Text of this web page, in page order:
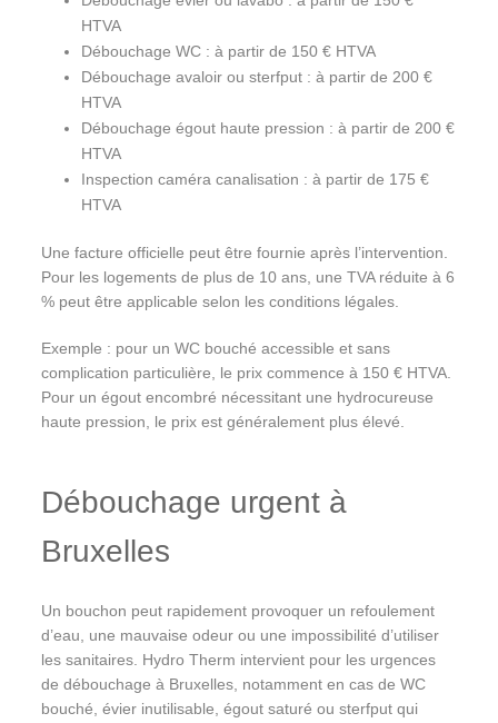
HTVA
Débouchage WC : à partir de 150 € HTVA
Débouchage avaloir ou sterfput : à partir de 200 €
HTVA
Débouchage égout haute pression : à partir de 200 €
HTVA
Inspection caméra canalisation : à partir de 175 €
HTVA
Une facture officielle peut être fournie après l’intervention.
Pour les logements de plus de 10 ans, une TVA réduite à 6
% peut être applicable selon les conditions légales.
Exemple : pour un WC bouché accessible et sans
complication particulière, le prix commence à 150 € HTVA.
Pour un égout encombré nécessitant une hydrocureuse
haute pression, le prix est généralement plus élevé.
Débouchage urgent à
Bruxelles
Un bouchon peut rapidement provoquer un refoulement
d’eau, une mauvaise odeur ou une impossibilité d’utiliser
les sanitaires. Hydro Therm intervient pour les urgences
de débouchage à Bruxelles, notamment en cas de WC
bouché, évier inutilisable, égout saturé ou sterfput qui